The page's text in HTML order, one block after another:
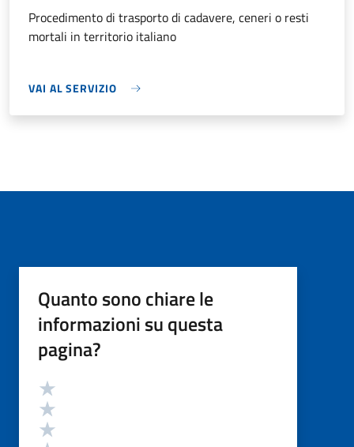
Procedimento di trasporto di cadavere, ceneri o resti
mortali in territorio italiano
VAI AL SERVIZIO
Quanto sono chiare le
informazioni su questa
pagina?
Valutazione